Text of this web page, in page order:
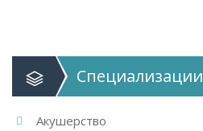
Специализации
Акушерство